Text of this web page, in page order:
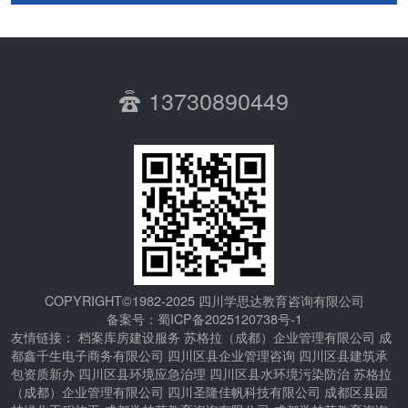
13730890449
COPYRIGHT©1982-2025 四川学思达教育咨询有限公司
备案号： 蜀ICP备2025120738号-1
友情链接： 档案库房建设服务 苏格拉（成都）企业管理有限公司 成
都鑫千生电子商务有限公司 四川区县企业管理咨询 四川区县建筑承
包资质新办 四川区县环境应急治理 四川区县水环境污染防治 苏格拉
（成都）企业管理有限公司 四川圣隆佳帆科技有限公司 成都区县园